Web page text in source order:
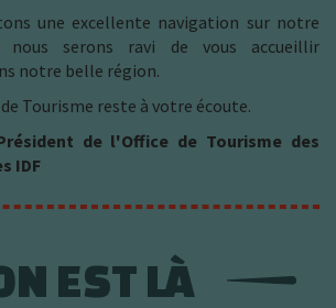
une excellente navigation sur notre
serons ravi de vous accueillir
notre belle région.
Tourisme reste à votre écoute.
de l'Office de Tourisme des
IDF
EST LÀ